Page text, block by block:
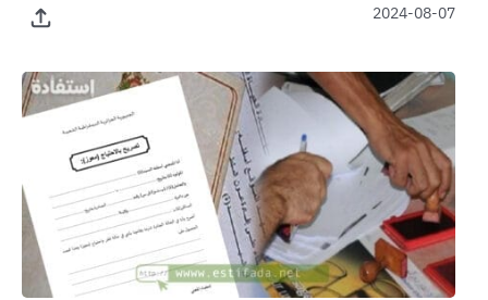
2024-08-07